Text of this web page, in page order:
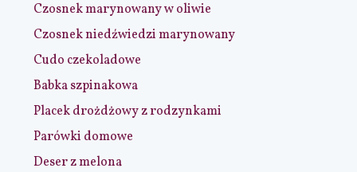
Czosnek marynowany w oliwie
Czosnek niedźwiedzi marynowany
Cudo czekoladowe
Babka szpinakowa
Placek drożdżowy z rodzynkami
Parówki domowe
Deser z melona